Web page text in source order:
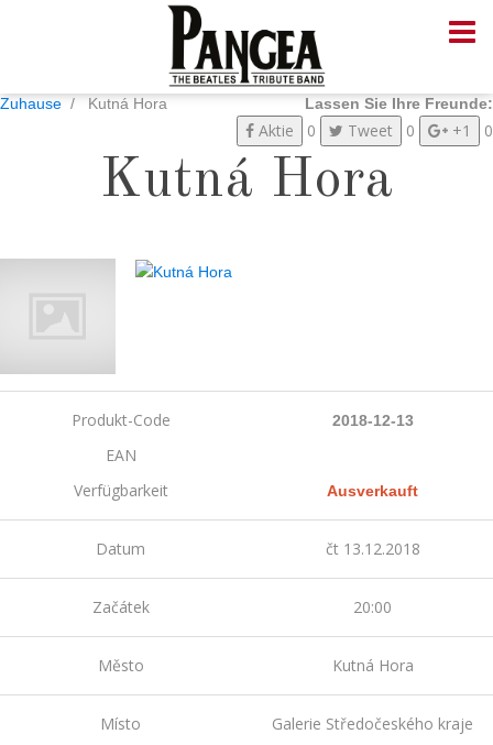
Zuhause Kutná Hora Lassen Sie Ihre Freunde:
Aktie 0 Tweet 0 +1 0
Kutná Hora
Produkt-Code 2018-12-13
EAN
Verfügbarkeit
Ausverkauft
Datum čt 13.12.2018
Začátek 20:00
Město Kutná Hora
Místo Galerie Středočeského kraje